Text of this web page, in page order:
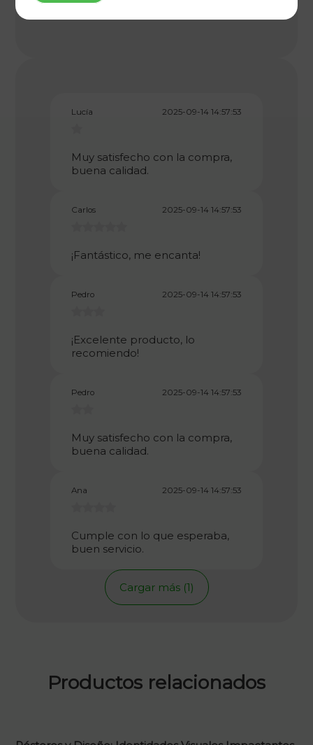
Lucía 2025-09-14 14:57:53
Muy satisfecho con la compra,
buena calidad.
Carlos 2025-09-14 14:57:53
¡Fantástico, me encanta!
Pedro 2025-09-14 14:57:53
¡Excelente producto, lo
recomiendo!
Pedro 2025-09-14 14:57:53
Muy satisfecho con la compra,
buena calidad.
Ana 2025-09-14 14:57:53
Cumple con lo que esperaba,
buen servicio.
Cargar más (1)
Productos relacionados